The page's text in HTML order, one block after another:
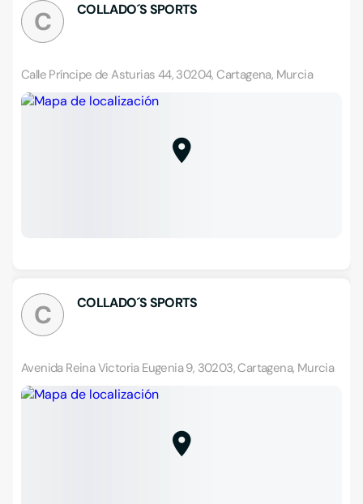
C COLLADO´S SPORTS
Calle Príncipe de Asturias 44, 30204, Cartagena, Murcia
C COLLADO´S SPORTS
Avenida Reina Victoria Eugenia 9, 30203, Cartagena, Murcia